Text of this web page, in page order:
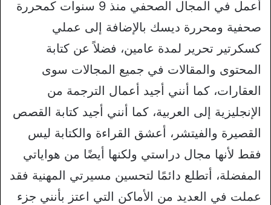
أعمل في المجال الصحفي منذ 9 سنوات كمحررة
صحفية ومحررة ديسك بالإضافة إلى عملي
كسكرتير تحرير لمدة عامين، فضلاً عن كتابة
المحتوى والمقالات في جميع المجالات سوى
العقارات، كما أنني أجيد أعمال الترجمة من
الإنجليزية إلى العربية، كما أنني أجيد كتابة القصص
القصيرة والفيتشر، أعشق القراءة والكتابة ليس
فقط لأنها مجال دراستي ولكنها أيضًا من هواياتي
المفضلة، أتطلع دائمًا لتحسين مسيرتي المهنية فقد
عملت في العديد من الأماكن التي اعتز بأنني جزء